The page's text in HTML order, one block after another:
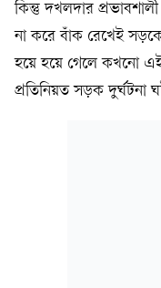
কিন্তু দখলদার
না করে বাঁক রেখেই
হয়ে হয়ে গেলে কখনো
প্রতিনিয়ত সড়ক দুর্ঘটনা